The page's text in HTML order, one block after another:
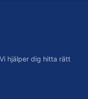
hjälper dig hitta rätt